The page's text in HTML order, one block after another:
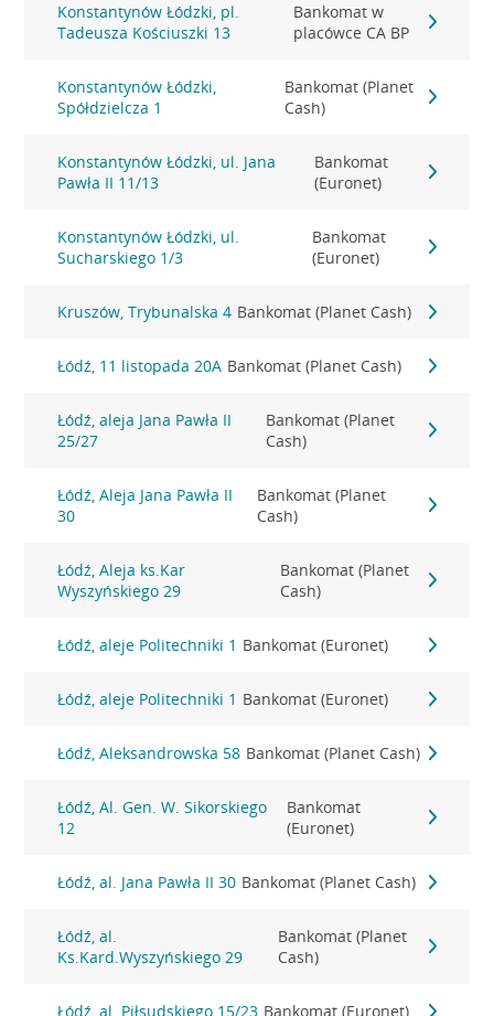
Konstantynów Łódzki, pl.
Tadeusza Kościuszki 13
Bankomat w
placówce CA BP
Konstantynów Łódzki,
Spółdzielcza 1
Bankomat (Planet
Cash)
Konstantynów Łódzki, ul. Jana
Pawła II 11/13
Bankomat
(Euronet)
Konstantynów Łódzki, ul.
Sucharskiego 1/3
Bankomat
(Euronet)
Kruszów, Trybunalska 4 Bankomat (Planet Cash)
Łódź, 11 listopada 20A Bankomat (Planet Cash)
Łódź, aleja Jana Pawła II
25/27
Bankomat (Planet
Cash)
Łódź, Aleja Jana Pawła II
30
Bankomat (Planet
Cash)
Łódź, Aleja ks.Kar
Wyszyńskiego 29
Bankomat (Planet
Cash)
Łódź, aleje Politechniki 1 Bankomat (Euronet)
Łódź, aleje Politechniki 1 Bankomat (Euronet)
Łódź, Aleksandrowska 58 Bankomat (Planet Cash)
Łódź, Al. Gen. W. Sikorskiego
12
Bankomat
(Euronet)
Łódź, al. Jana Pawła II 30 Bankomat (Planet Cash)
Łódź, al.
Ks.Kard.Wyszyńskiego 29
Bankomat (Planet
Cash)
Łódź, al. Piłsudskiego 15/23 Bankomat (Euronet)